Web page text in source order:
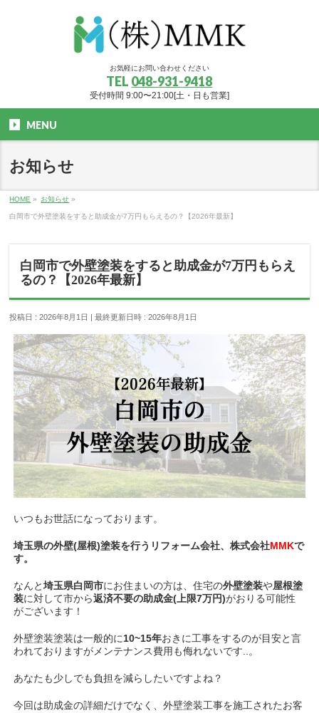
お気軽にお問い合わせください
TEL 048-931-9418
受付時間 9:00〜21:00[土・日も営業]
MENU
お知らせ
HOME » お知らせ »
白岡市で外壁塗装をすると助成金が7万円もらえるの？【2026年最新】
白岡市で外壁塗装をすると助成金が7万円もらえ
るの？【2026年最新】
投稿日 : 2026年8月1日 最終更新日時 : 2026年8月1日
いつもお世話になっております。
埼玉県の外壁(屋根)塗装を行うリフォーム会社、株式会社MMKで
す。
なんと埼玉県白岡市にお住まいの方は、住宅の外壁塗装や屋根塗
装に対して市から返済不要の助成金(上限7万円)がおりる可能性
がございます！
外壁塗装塗装は一般的に10~15年おきに工事をするのが目安と言
われておりますがメンテナンス費用も侮れないです..。
あなたも少しでも負担を減らしたいですよね？
今回は助成金の詳細だけでなく、外壁塗装工事を施工されたお客